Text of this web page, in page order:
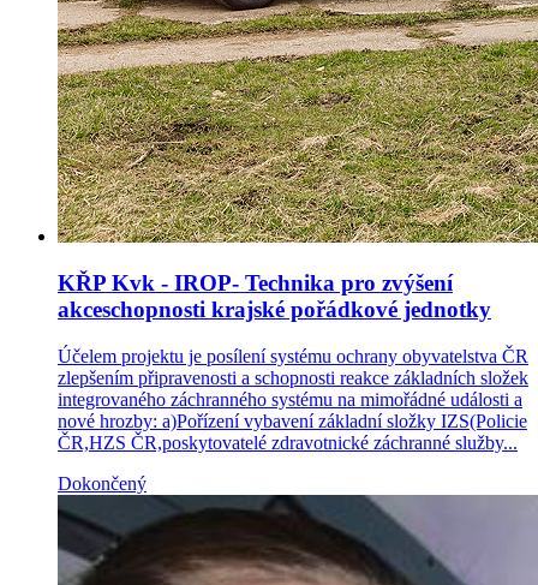
KŘP Kvk - IROP- Technika pro zvýšení
akceschopnosti krajské pořádkové jednotky
Účelem projektu je posílení systému ochrany obyvatelstva ČR
zlepšením připravenosti a schopnosti reakce základních složek
integrovaného záchranného systému na mimořádné události a
nové hrozby: a)Pořízení vybavení základní složky IZS(Policie
ČR,HZS ČR,poskytovatelé zdravotnické záchranné služby...
Dokončený